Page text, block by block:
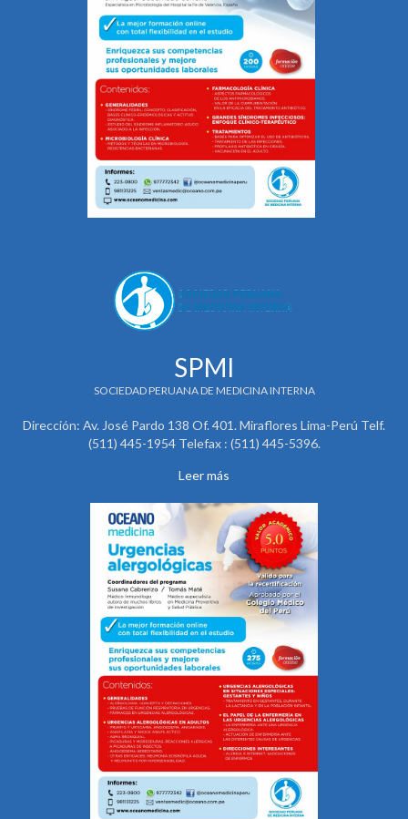
SPMI
SOCIEDAD PERUANA DE MEDICINA INTERNA
Dirección: Av. José Pardo 138 Of. 401. Miraflores Lima-Perú Telf.
(511) 445-1954 Telefax : (511) 445-5396.
Leer más